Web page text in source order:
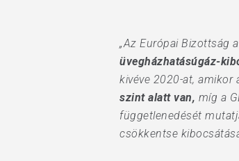
„Az Európai Bizottság
üvegházhatásúgáz-
kivéve 2020-at,
szint alatt van, míg a
függetlenedését
csökkentse